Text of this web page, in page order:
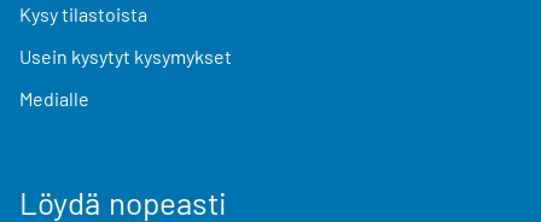
Kysy tilastoista
Usein kysytyt kysymykset
Medialle
Löydä nopeasti